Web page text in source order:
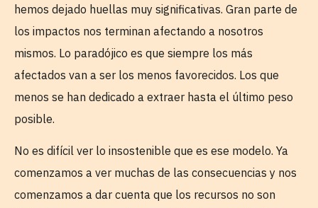
hemos dejado huellas muy significativas. Gran parte de
los impactos nos terminan afectando a nosotros
mismos. Lo paradójico es que siempre los más
afectados van a ser los menos favorecidos. Los que
menos se han dedicado a extraer hasta el último peso
posible.
No es difícil ver lo insostenible que es ese modelo. Ya
comenzamos a ver muchas de las consecuencias y nos
comenzamos a dar cuenta que los recursos no son